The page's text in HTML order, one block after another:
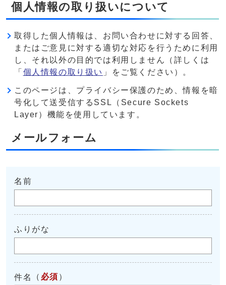
個人情報の取り扱いについて
取得した個人情報は、お問い合わせに対する回答、
またはご意見に対する適切な対応を行うために利用
し、それ以外の目的では利用しません（詳しくは
「 個人情報の取り扱い 」をご覧ください）。
このページは、プライバシー保護のため、情報を暗
号化して送受信するSSL（Secure Sockets
Layer）機能を使用しています。
メールフォーム
名前
ふりがな
件名 （ 必須 ）